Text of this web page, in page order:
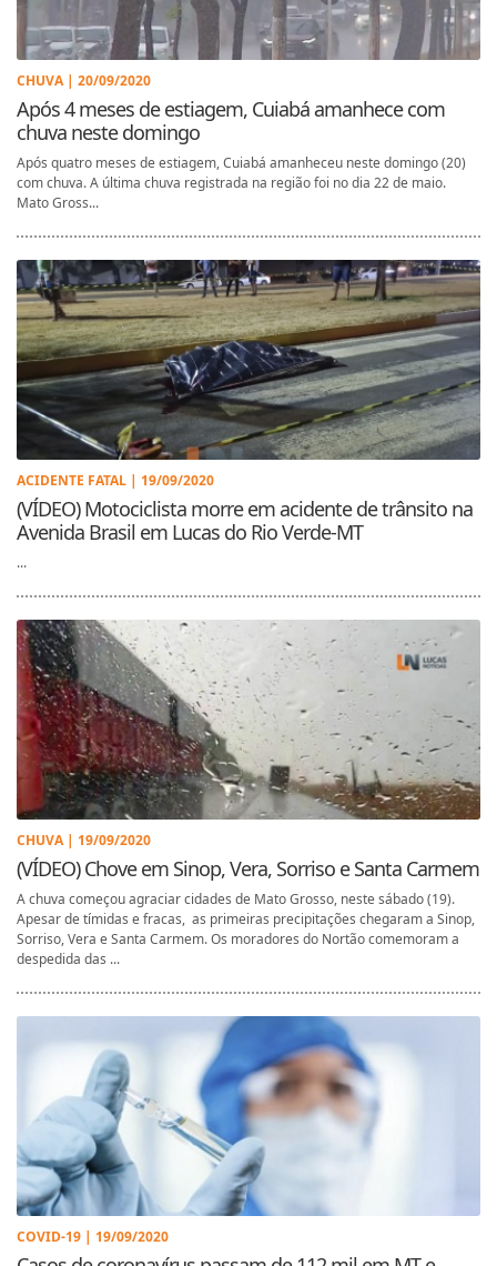
CHUVA | 20/09/2020
Após 4 meses de estiagem, Cuiabá amanhece com
chuva neste domingo
Após quatro meses de estiagem, Cuiabá amanheceu neste domingo (20)
com chuva. A última chuva registrada na região foi no dia 22 de maio.
Mato Gross...
ACIDENTE FATAL | 19/09/2020
(VÍDEO) Motociclista morre em acidente de trânsito na
Avenida Brasil em Lucas do Rio Verde-MT
...
CHUVA | 19/09/2020
(VÍDEO) Chove em Sinop, Vera, Sorriso e Santa Carmem
A chuva começou agraciar cidades de Mato Grosso, neste sábado (19).
Apesar de tímidas e fracas, as primeiras precipitações chegaram a Sinop,
Sorriso, Vera e Santa Carmem. Os moradores do Nortão comemoram a
despedida das ...
COVID-19 | 19/09/2020